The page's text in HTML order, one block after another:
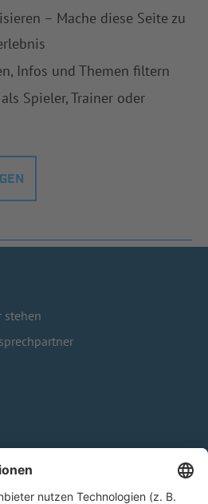
– Mache diese Seite zu
Infos und Themen filtern
Spieler, Trainer oder
stehen
SEITEN